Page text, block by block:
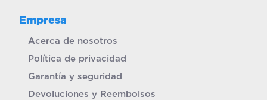
Empresa
Acerca de nosotros
Política de privacidad
Garantía y seguridad
Devoluciones y Reembolsos